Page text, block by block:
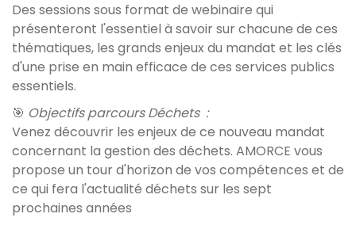
Des sessions sous format de webinaire qui
présenteront l'essentiel à savoir sur chacune de ces
thématiques, les grands enjeux du mandat et les clés
d'une prise en main efficace de ces services publics
essentiels.
🎯 Objectifs parcours Déchets :
Venez découvrir les enjeux de ce nouveau mandat
concernant la gestion des déchets. AMORCE vous
propose un tour d'horizon de vos compétences et de
ce qui fera l'actualité déchets sur les sept
prochaines années